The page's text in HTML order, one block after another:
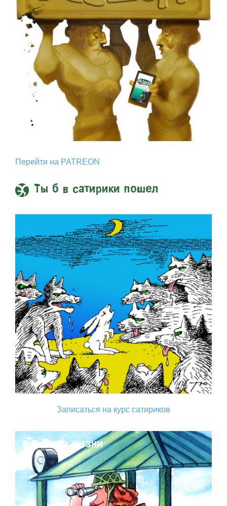
Перейти на PATREON
Ты б в сатирики пошел
Записаться на курс сатириков
Поза жизни